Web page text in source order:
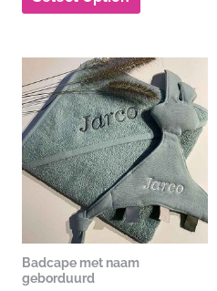
Badcape met naam
geborduurd